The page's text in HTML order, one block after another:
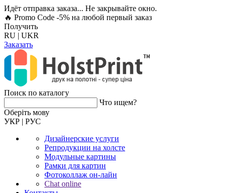
Идёт отправка заказа... Не закрывайте окно.
🔥 Promo Code -5% на любой первый заказ
Получить
RU | UKR
Заказать
Поиск по каталогу
Что ищем?
Оберiть мову
УКР | РУС
Дизайнерские услуги
Репродукции на холсте
Модульные картины
Рамки для картин
Фотоколлаж он-лайн
Chat online